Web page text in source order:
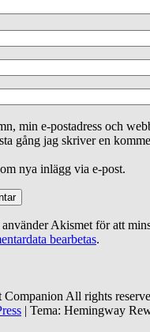
min e-postadress och
gång jag skriver en
nya inlägg via e-post.
Akismet för att
bearbetas.
All rights
| Tema: Hemingway